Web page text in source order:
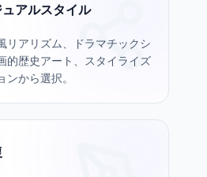
アルスタイル
リアリズム、ドラマチックシ
的歴史アート、スタイライズ
ンから選択。